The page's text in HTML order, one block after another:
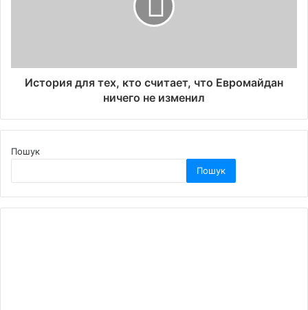
История для тех, кто считает, что Евромайдан
ничего не изменил
Пошук
Пошук